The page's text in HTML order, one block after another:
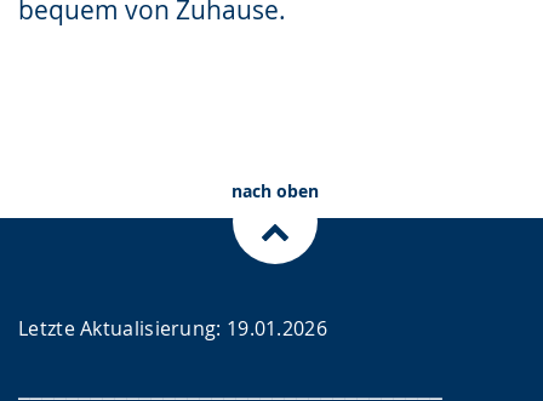
bequem von Zuhause.
Gebärdensprache
Letzte Aktualisierung: 19.01.2026
nach oben